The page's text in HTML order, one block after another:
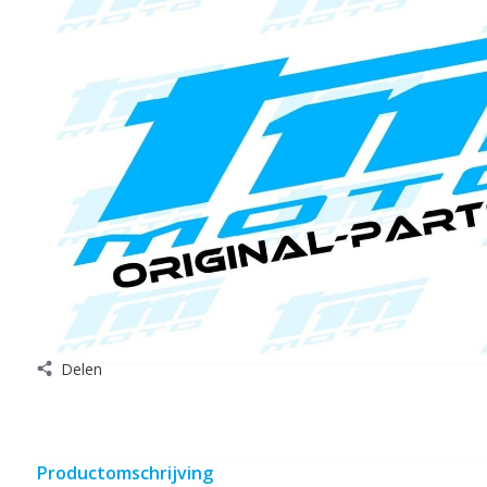
Delen
Productomschrijving